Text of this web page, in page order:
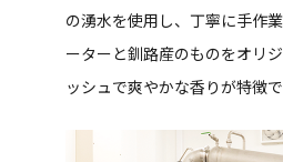
の湧水を使用し、丁寧に手作
ーターと釧路産のものをオリ
ッシュで爽やかな香りが特徴で